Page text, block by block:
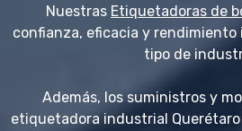
Nuestras Etiquetadoras de
confianza, eficacia y
tipo de
Además, los suministros y
etiquetadora industrial